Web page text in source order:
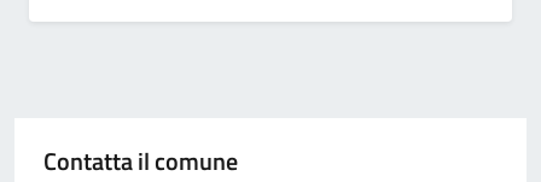
Contatta il comune